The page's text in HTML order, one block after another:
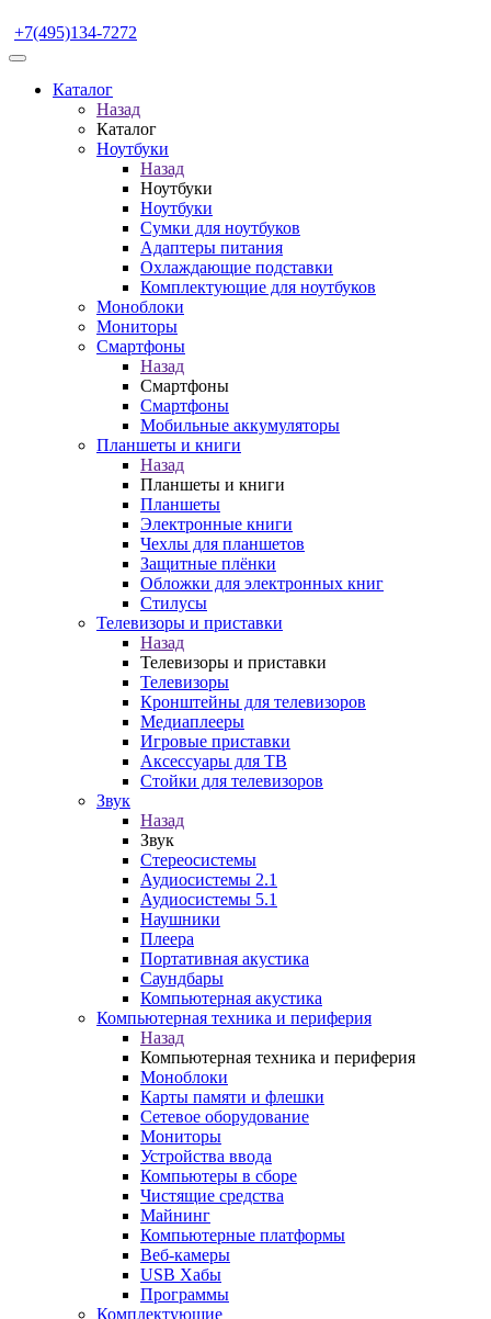
+7(495)134-7272
Каталог
Назад
Каталог
Ноутбуки
Назад
Ноутбуки
Ноутбуки
Сумки для ноутбуков
Адаптеры питания
Охлаждающие подставки
Комплектующие для ноутбуков
Моноблоки
Мониторы
Смартфоны
Назад
Смартфоны
Смартфоны
Мобильные аккумуляторы
Планшеты и книги
Назад
Планшеты и книги
Планшеты
Электронные книги
Чехлы для планшетов
Защитные плёнки
Обложки для электронных книг
Стилусы
Телевизоры и приставки
Назад
Телевизоры и приставки
Телевизоры
Кронштейны для телевизоров
Медиаплееры
Игровые приставки
Аксессуары для ТВ
Стойки для телевизоров
Звук
Назад
Звук
Стереосистемы
Аудиосистемы 2.1
Аудиосистемы 5.1
Наушники
Плеера
Портативная акустика
Саундбары
Компьютерная акустика
Компьютерная техника и периферия
Назад
Компьютерная техника и периферия
Моноблоки
Карты памяти и флешки
Сетевое оборудование
Мониторы
Устройства ввода
Компьютеры в сборе
Чистящие средства
Майнинг
Компьютерные платформы
Веб-камеры
USB Хабы
Программы
Комплектующие